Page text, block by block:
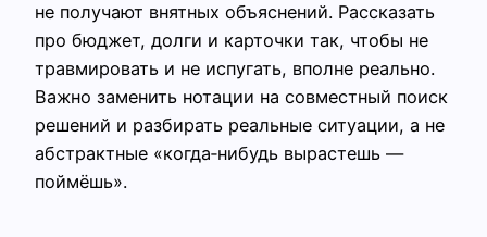
не получают внятных объяснений. Рассказать
про бюджет, долги и карточки так, чтобы не
травмировать и не испугать, вполне реально.
Важно заменить нотации на совместный поиск
решений и разбирать реальные ситуации, а не
абстрактные «когда‑нибудь вырастешь —
поймёшь».